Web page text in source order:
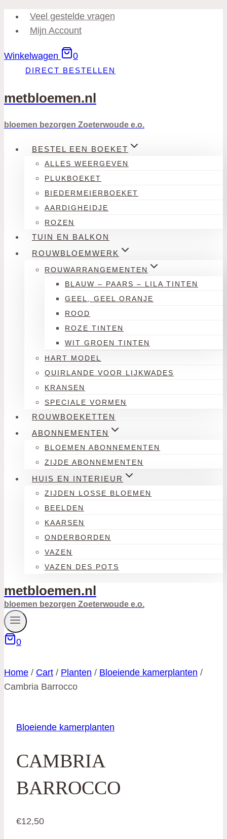
Doorgaan
naar
Veel gestelde vragen
Mijn Account
Winkelwagen 0
DIRECT BESTELLEN
metbloemen.nl
bloemen bezorgen Zoeterwoude e.o.
BESTEL EEN BOEKET
ALLES WEERGEVEN
PLUKBOEKET
BIEDERMEIERBOEKET
AARDIGHEIDJE
ROZEN
TUIN EN BALKON
ROUWBLOEMWERK
ROUWARRANGEMENTEN
BLAUW – PAARS – LILA TINTEN
GEEL, GEEL ORANJE
ROOD
ROZE TINTEN
WIT GROEN TINTEN
HART MODEL
QUIRLANDE VOOR LIJKWADES
KRANSEN
SPECIALE VORMEN
ROUWBOEKETTEN
ABONNEMENTEN
BLOEMEN ABONNEMENTEN
ZIJDE ABONNEMENTEN
HUIS EN INTERIEUR
ZIJDEN LOSSE BLOEMEN
BEELDEN
KAARSEN
ONDERBORDEN
VAZEN
VAZEN DES POTS
metbloemen.nl
bloemen bezorgen Zoeterwoude e.o.
0
Home / Cart / Planten / Bloeiende kamerplanten /
Cambria Barrocco
Bloeiende kamerplanten
CAMBRIA
BARROCCO
€12,50